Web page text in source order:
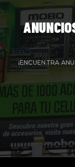
¡ENCUENTRA